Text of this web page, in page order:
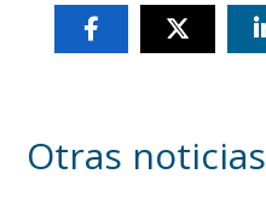
Otras noticias